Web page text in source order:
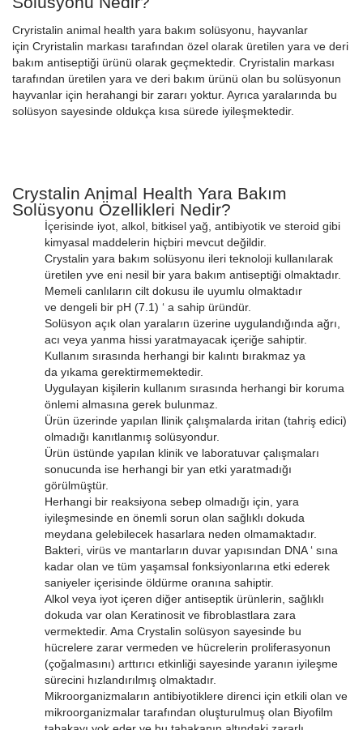
Cryristalin animal health yara bakım solüsyonu, hayvanlar
için Cryristalin markası tarafından özel olarak üretilen yara ve deri
bakım antiseptiği ürünü olarak geçmektedir. Cryristalin markası
tarafından üretilen yara ve deri bakım ürünü olan bu solüsyonun
hayvanlar için herahangi bir zararı yoktur. Ayrıca yaralarında bu
solüsyon sayesinde oldukça kısa sürede iyileşmektedir.
Crystalin Animal Health Yara Bakım
Solüsyonu Özellikleri Nedir?
İçerisinde iyot, alkol, bitkisel yağ, antibiyotik ve steroid gibi
kimyasal maddelerin hiçbiri mevcut değildir.
Crystalin yara bakım solüsyonu ileri teknoloji kullanılarak
üretilen yve eni nesil bir yara bakım antiseptiği olmaktadır.
Memeli canlıların cilt dokusu ile uyumlu olmaktadır
ve dengeli bir pH (7.1) ‘ a sahip üründür.
Solüsyon açık olan yaraların üzerine uygulandığında ağrı,
acı veya yanma hissi yaratmayacak içeriğe sahiptir.
Kullanım sırasında herhangi bir kalıntı bırakmaz ya
da yıkama gerektirmemektedir.
Uygulayan kişilerin kullanım sırasında herhangi bir koruma
önlemi almasına gerek bulunmaz.
Ürün üzerinde yapılan llinik çalışmalarda iritan (tahriş edici)
olmadığı kanıtlanmış solüsyondur.
Ürün üstünde yapılan klinik ve laboratuvar çalışmaları
sonucunda ise herhangi bir yan etki yaratmadığı
görülmüştür.
Herhangi bir reaksiyona sebep olmadığı için, yara
iyileşmesinde en önemli sorun olan sağlıklı dokuda
meydana gelebilecek hasarlara neden olmamaktadır.
Bakteri, virüs ve mantarların duvar yapısından DNA ‘ sına
kadar olan ve tüm yaşamsal fonksiyonlarına etki ederek
saniyeler içerisinde öldürme oranına sahiptir.
Alkol veya iyot içeren diğer antiseptik ürünlerin, sağlıklı
dokuda var olan Keratinosit ve fibroblastlara zara
vermektedir. Ama Crystalin solüsyon sayesinde bu
hücrelere zarar vermeden ve hücrelerin proliferasyonun
(çoğalmasını) arttırıcı etkinliği sayesinde yaranın iyileşme
sürecini hızlandırılmış olmaktadır.
Mikroorganizmaların antibiyotiklere direnci için etkili olan ve
mikroorganizmalar tarafından oluşturulmuş olan Biyofilm